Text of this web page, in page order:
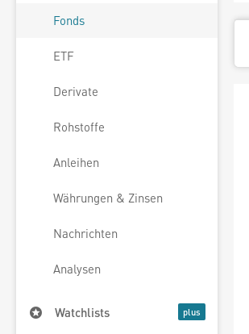
Fonds
ETF
Derivate
Rohstoffe
Anleihen
Währungen & Zinsen
Nachrichten
Analysen
Watchlists